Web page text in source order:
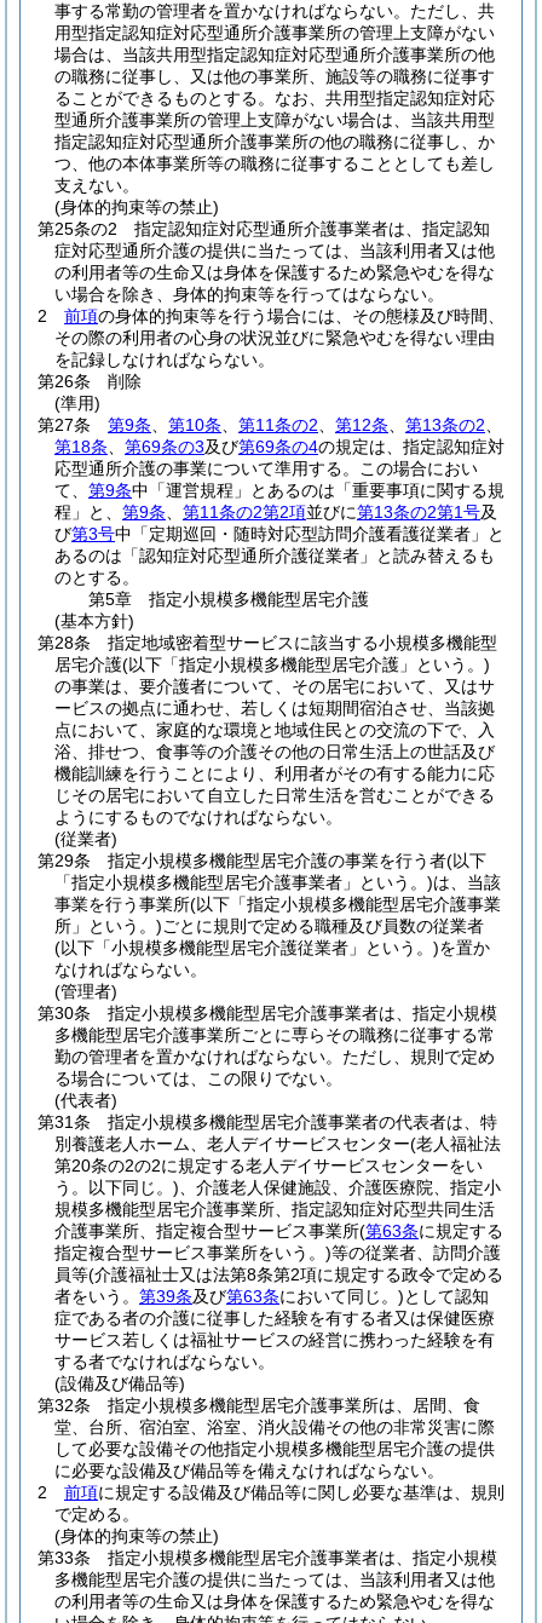
事する常勤の管理者を置かなければならない。 ただし、共
用型指定認知症対応型通所介護事業所の管理上支障がない
場合は、当該共用型指定認知症対応型通所介護事業所の他
の職務に従事し、又は他の事業所、施設等の職務に従事す
ることができるものとする。 なお、共用型指定認知症対応
型通所介護事業所の管理上支障がない場合は、当該共用型
指定認知症対応型通所介護事業所の他の職務に従事し、か
つ、他の本体事業所等の職務に従事することとしても差し
支えない。
(身体的拘束等の禁止)
第25条の2
指定認知症対応型通所介護事業者は、指定認知
症対応型通所介護の提供に当たっては、当該利用者又は他
の利用者等の生命又は身体を保護するため緊急やむを得な
い場合を除き、身体的拘束等を行ってはならない。
2
前項の身体的拘束等を行う場合には、その態様及び時間、
その際の利用者の心身の状況並びに緊急やむを得ない理由
を記録しなければならない。
第26条
削除
(準用)
第27条
第9条 第10条 第11条の2 第12条 第13条の2
第18条
第69条の3及び第69条の4の規定は、指定認知症対
応型通所介護の事業について準用する。
この場合におい
て、 第9条中「運営規程」とあるのは「重要事項に関する規
程」と、 第9条 第11条の2第2項並びに第13条の2第1号及
び第3号中「定期巡回・随時対応型訪問介護看護従業者」と
あるのは「認知症対応型通所介護従業者」と読み替えるも
のとする。
第5章
指定小規模多機能型居宅介護
(基本方針)
第28条
指定地域密着型サービスに該当する小規模多機能型
居宅介護(以下「指定小規模多機能型居宅介護」という。)
の事業は、要介護者について、その居宅において、又はサ
ービスの拠点に通わせ、若しくは短期間宿泊させ、当該拠
点において、家庭的な環境と地域住民との交流の下で、入
浴、排せつ、食事等の介護その他の日常生活上の世話及び
機能訓練を行うことにより、利用者がその有する能力に応
じその居宅において自立した日常生活を営むことができる
ようにするものでなければならない。
(従業者)
第29条
指定小規模多機能型居宅介護の事業を行う者(以下
「指定小規模多機能型居宅介護事業者」という。)は、当該
事業を行う事業所(以下「指定小規模多機能型居宅介護事業
所」という。)ごとに規則で定める職種及び員数の従業者
(以下「小規模多機能型居宅介護従業者」という。)を置か
なければならない。
(管理者)
第30条
指定小規模多機能型居宅介護事業者は、指定小規模
多機能型居宅介護事業所ごとに専らその職務に従事する常
勤の管理者を置かなければならない。 ただし、規則で定め
る場合については、この限りでない。
(代表者)
第31条
指定小規模多機能型居宅介護事業者の代表者は、特
別養護老人ホーム、老人デイサービスセンター(老人福祉法
第20条の2の2に規定する老人デイサービスセンターをい
う。以下同じ。) 、介護老人保健施設、介護医療院、指定小
規模多機能型居宅介護事業所、指定認知症対応型共同生活
介護事業所、指定複合型サービス事業所(第63条に規定する
指定複合型サービス事業所をいう。)等の従業者、訪問介護
員等(介護福祉士又は法第8条第2項に規定する政令で定める
者をいう。 第39条及び第63条において同じ。)として認知
症である者の介護に従事した経験を有する者又は保健医療
サービス若しくは福祉サービスの経営に携わった経験を有
する者でなければならない。
(設備及び備品等)
第32条
指定小規模多機能型居宅介護事業所は、居間、食
堂、台所、宿泊室、浴室、消火設備その他の非常災害に際
して必要な設備その他指定小規模多機能型居宅介護の提供
に必要な設備及び備品等を備えなければならない。
2
前項に規定する設備及び備品等に関し必要な基準は、規則
で定める。
(身体的拘束等の禁止)
第33条
指定小規模多機能型居宅介護事業者は、指定小規模
多機能型居宅介護の提供に当たっては、当該利用者又は他
の利用者等の生命又は身体を保護するため緊急やむを得な